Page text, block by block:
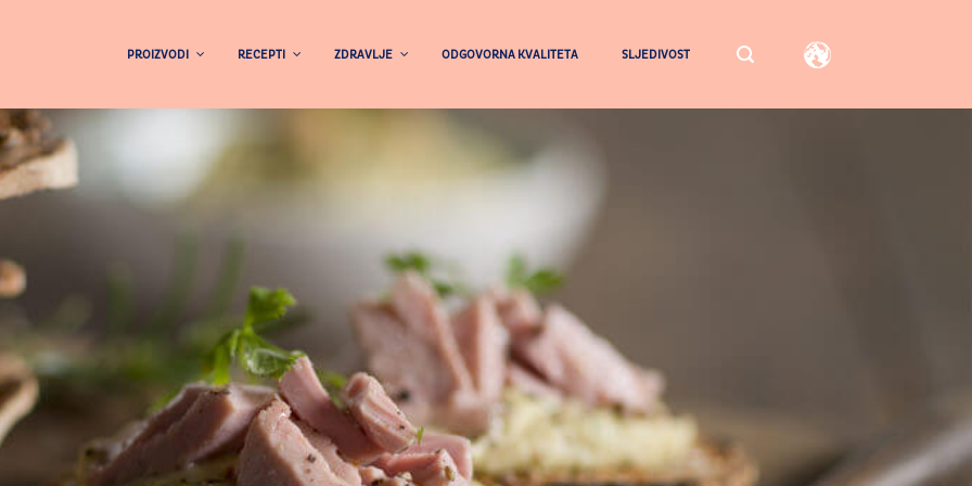
PROIZVODI RECEPTI ZDRAVLJE ODGOVORNA KVALITETA SLJEDIVOST